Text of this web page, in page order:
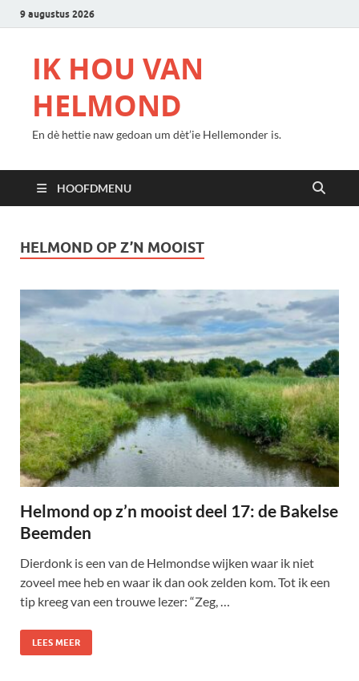
9 augustus 2026
IK HOU VAN
HELMOND
En dè hettie naw gedoan um dèt’ie Hellemonder is.
HOOFDMENU
HELMOND OP Z’N MOOIST
Helmond op z’n mooist deel 17: de Bakelse
Beemden
Dierdonk is een van de Helmondse wijken waar ik niet
zoveel mee heb en waar ik dan ook zelden kom. Tot ik een
tip kreeg van een trouwe lezer: “Zeg, …
LEES MEER